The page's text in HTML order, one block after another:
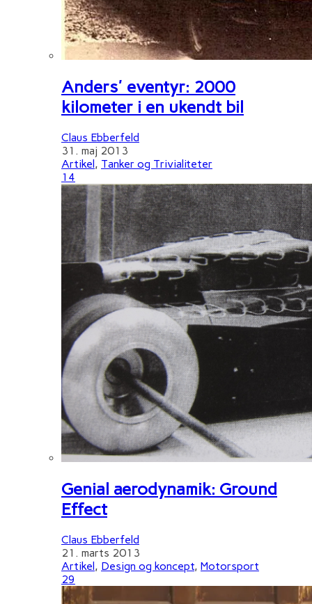
Anders' eventyr: 2000
kilometer i en ukendt bil
Claus Ebberfeld
31. maj 2013
Artikel , Tanker og Trivialiteter
14
Genial aerodynamik: Ground
Effect
Claus Ebberfeld
21. marts 2013
Artikel, Design og koncept, Motorsport
29